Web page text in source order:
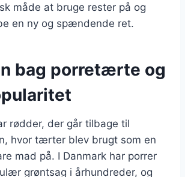
måde at bruge rester på og
en ny og spændende ret.
bag porretærte og
rødder, der går tilbage til
hvor tærter blev brugt som en
mad på. I Danmark har porrer
grøntsag i århundreder, og